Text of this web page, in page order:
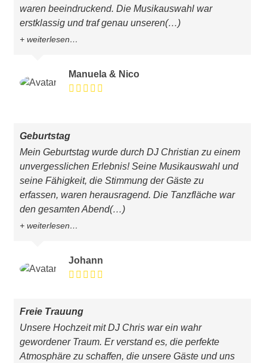
waren beeindruckend. Die Musikauswahl war
erstklassig und traf genau unseren(…)
weiterlesen…
Manuela & Nico
Geburtstag
Mein Geburtstag wurde durch DJ Christian zu einem
unvergesslichen Erlebnis! Seine Musikauswahl und
seine Fähigkeit, die Stimmung der Gäste zu
erfassen, waren herausragend. Die Tanzfläche war
den gesamten Abend(…)
weiterlesen…
Johann
Freie Trauung
Unsere Hochzeit mit DJ Chris war ein wahr
gewordener Traum. Er verstand es, die perfekte
Atmosphäre zu schaffen, die unsere Gäste und uns